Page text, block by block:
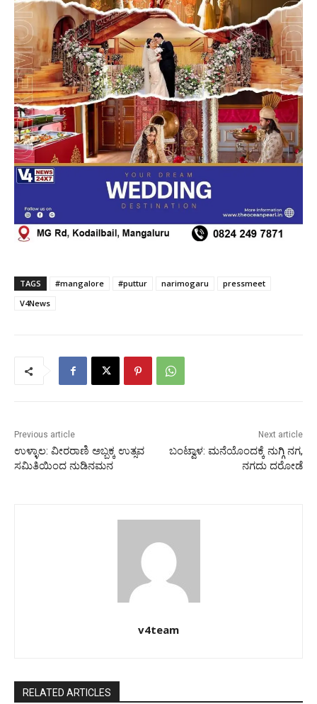
TAGS #mangalore #puttur narimogaru
pressmeet
V4News
Previous article
ಉಳ್ಳಾಲ: ವೀರರಾಣಿ ಅಬ್ಬಕ್ಕ ಉತ್ಸವ
ಸಮಿತಿಯಿಂದ ನುಡಿನಮನ
Next article
ಬಂಟ್ವಾಳ: ಮನೆಯೊಂದಕ್ಕೆ ನುಗ್ಗಿ ನಗ,
ನಗದು ದರೋಡೆ
v4team
RELATED ARTICLES